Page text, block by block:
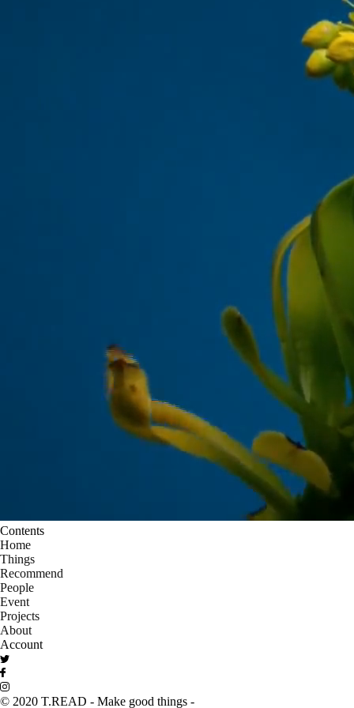
Contents
Home
Things
Recommend
People
Event
Projects
About
Account
© 2020 T.READ - Make good things -